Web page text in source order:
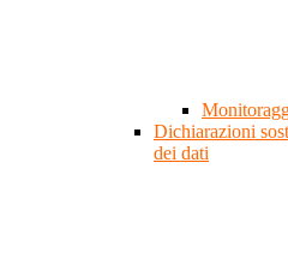
Dichiarazioni
dei dati